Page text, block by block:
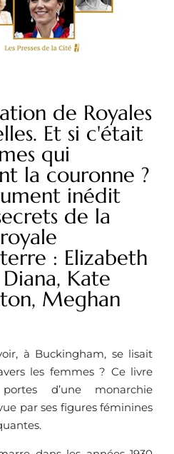
de Royales
Et si c'était
qui
la couronne ?
inédit
de la
: Elizabeth
Kate
Meghan
à Buckingham, se lisait
les femmes ? Ce livre
d’une monarchie
par ses figures féminines